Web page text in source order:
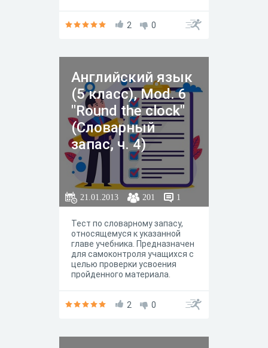
2 0
Английский язык
(5 класс), Mod. 6
"Round the clock"
(Словарный
запас, ч. 4)
21.01.2013 201 1
Тест по словарному запасу,
относящемуся к указанной
главе учебника. Предназначен
для самоконтроля учащихся с
целью проверки усвоения
пройденного материала.
2 0